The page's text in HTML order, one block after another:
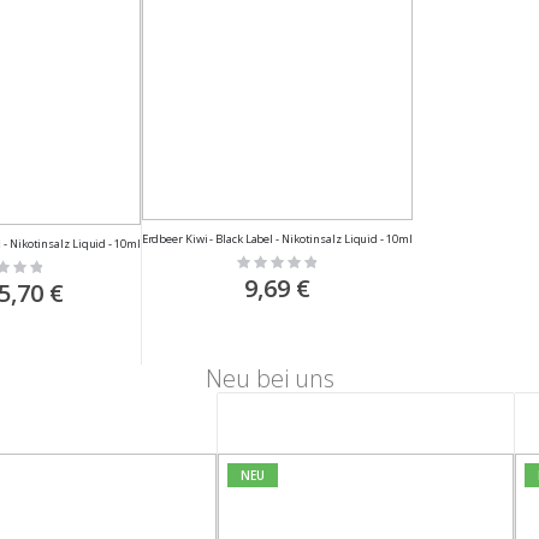
- Nikotinsalz Liquid - 10ml
S
o
5,70 €
Erdbeer Kiwi - Black Label - Nikotinsalz Liquid - 10ml
Rating:
0%
9,69 €
Neu bei uns
NEU